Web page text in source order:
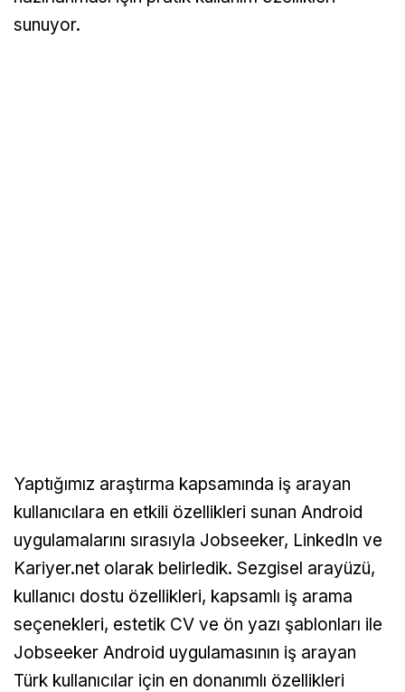
sunuyor.
Yaptığımız araştırma kapsamında iş arayan
kullanıcılara en etkili özellikleri sunan Android
uygulamalarını sırasıyla Jobseeker, LinkedIn ve
Kariyer.net olarak belirledik. Sezgisel arayüzü,
kullanıcı dostu özellikleri, kapsamlı iş arama
seçenekleri, estetik CV ve ön yazı şablonları ile
Jobseeker Android uygulamasının iş arayan
Türk kullanıcılar için en donanımlı özellikleri